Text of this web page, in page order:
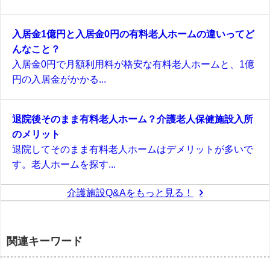
入居金1億円と入居金0円の有料老人ホームの違いってど
んなこと？
入居金0円で月額利用料が格安な有料老人ホームと、1億
円の入居金がかかる...
退院後そのまま有料老人ホーム？介護老人保健施設入所
のメリット
退院してそのまま有料老人ホームはデメリットが多いで
す。老人ホームを探す...
介護施設Q&Aをもっと見る！
関連キーワード